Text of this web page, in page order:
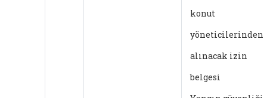
konut
yöneticilerinden
alınacak izin
belgesi